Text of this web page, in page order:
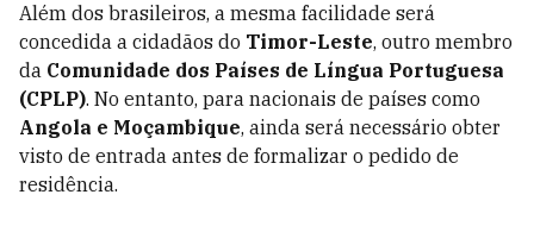
Além dos brasileiros, a mesma facilidade será
concedida a cidadãos do Timor-Leste, outro membro
da Comunidade dos Países de Língua Portuguesa
(CPLP). No entanto, para nacionais de países como
Angola e Moçambique, ainda será necessário obter
visto de entrada antes de formalizar o pedido de
residência.